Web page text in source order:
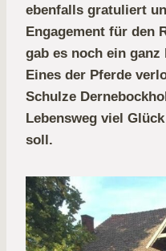
ebenfalls gratuliert
Engagement für den
gab es noch ein ganz
Eines der Pferde
Schulze
Lebensweg viel
soll.